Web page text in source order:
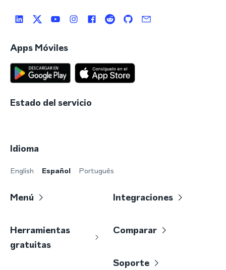
Apps Móviles
Estado del servicio
Idioma
English Español Português
Menú Integraciones
Herramientas
gratuitas
Comparar
Soporte